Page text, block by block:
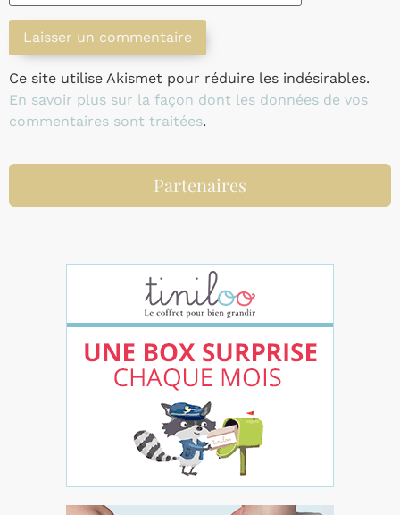
Ce site utilise Akismet pour réduire les indésirables.
En savoir plus sur la façon dont les données de vos
commentaires sont traitées.
Partenaires